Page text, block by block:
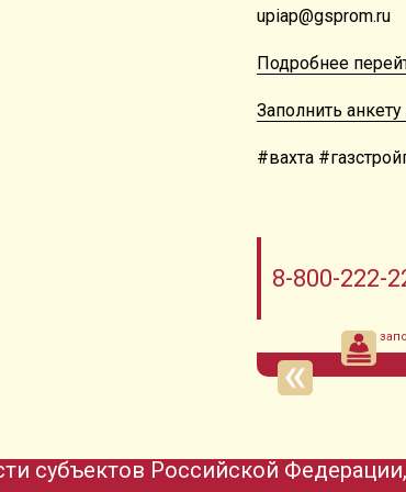
upiap@gsprom.ru
Подробнее
Заполнить
#вахта
8-800-222-
субъектов Российской